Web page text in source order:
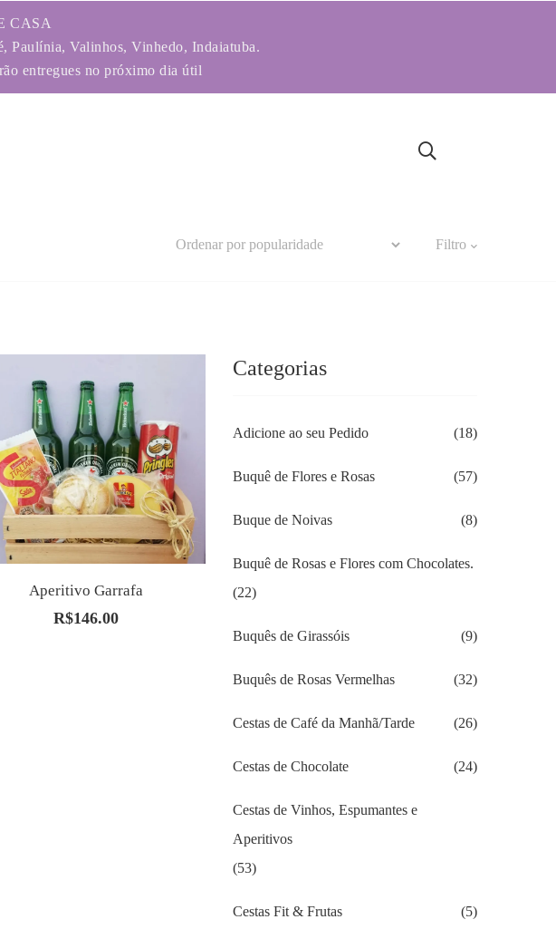
CASA
Paulínia, Valinhos, Vinhedo, Indaiatuba.
entregues no próximo dia útil
Filtro
Aperitivo Garrafa
R$146.00
Categorias
Adicione ao seu Pedido (18)
Buquê de Flores e Rosas (57)
Buque de Noivas (8)
Buquê de Rosas e Flores com Chocolates.
(22)
Buquês de Girassóis (9)
Buquês de Rosas Vermelhas (32)
Cestas de Café da Manhã/Tarde (26)
Cestas de Chocolate (24)
Cestas de Vinhos, Espumantes e
Aperitivos
(53)
Cestas Fit & Frutas (5)